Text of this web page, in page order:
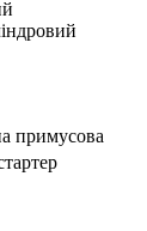
примусова